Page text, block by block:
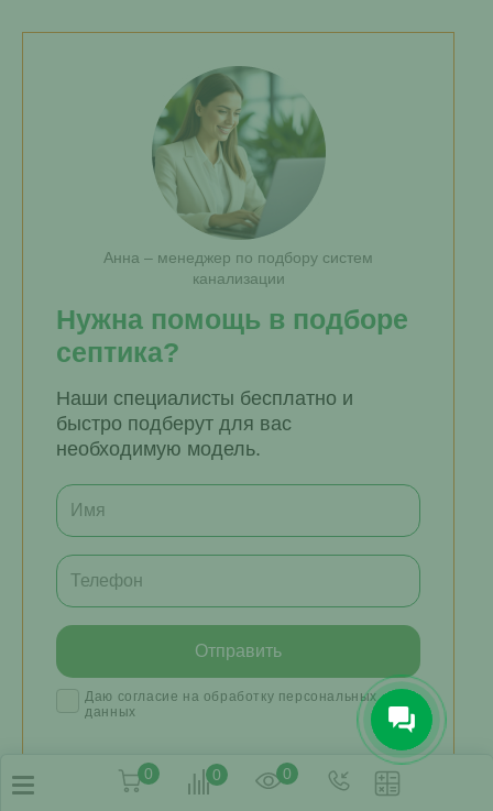
Анна – менеджер по подбору систем
канализации
Нужна помощь в подборе
септика?
Наши специалисты бесплатно и
быстро подберут для вас
необходимую модель.
Даю согласие на обработку персональных
данных
0 0 0